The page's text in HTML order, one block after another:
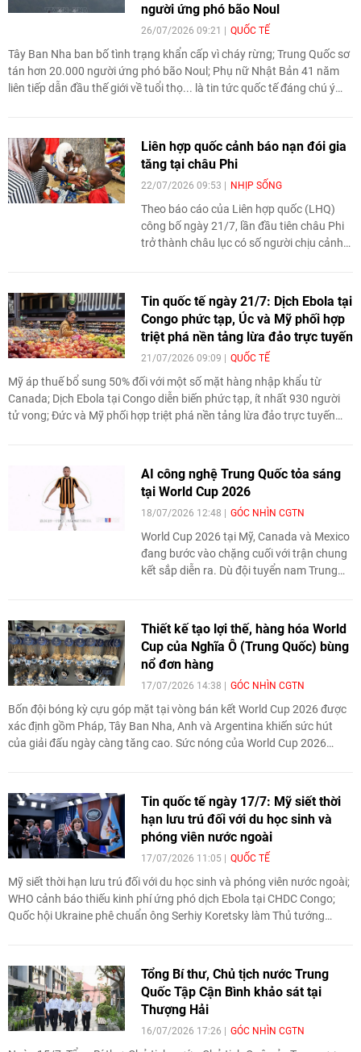
người ứng phó bão Noul
26/07/2026 09:21 QUỐC TẾ
Tây Ban Nha ban bố tình trạng khẩn cấp vì cháy rừng; Trung Quốc sơ
tán hơn 20.000 người ứng phó bão Noul; Phụ nữ Nhật Bản 41 năm
liên tiếp dẫn đầu thế giới về tuổi thọ... là tin tức quốc tế đáng chú ý
Liên hợp quốc cảnh báo nạn đói gia
tăng tại châu Phi
22/07/2026 09:53 NHỊP SỐNG
Theo báo cáo của Liên hợp quốc (LHQ)
công bố ngày 21/7, lần đầu tiên châu Phi
trở thành châu lục có số người chịu cảnh
tiếp tục gia tăng.
Tin quốc tế ngày 21/7: Dịch Ebola tại
Congo phức tạp, Úc và Mỹ phối hợp
triệt phá nền tảng lừa đảo trực tuyến
21/07/2026 09:09 QUỐC TẾ
Mỹ áp thuế bổ sung 50% đối với một số mặt hàng nhập khẩu từ
Canada; Dịch Ebola tại Congo diễn biến phức tạp, ít nhất 930 người
tử vong; Đức và Mỹ phối hợp triệt phá nền tảng lừa đảo trực tuyến
AI công nghệ Trung Quốc tỏa sáng
tại World Cup 2026
18/07/2026 12:48 GÓC NHÌN CGTN
World Cup 2026 tại Mỹ, Canada và Mexico
đang bước vào chặng cuối với trận chung
kết sắp diễn ra. Dù đội tuyển nam Trung
tuệ nhân tạo (AI) của Trung Quốc lại trở
thành một trong những điểm nhấn nổi bật
của giải đấu.
Thiết kế tạo lợi thế, hàng hóa World
Cup của Nghĩa Ô (Trung Quốc) bùng
nổ đơn hàng
17/07/2026 14:38 GÓC NHÌN CGTN
Bốn đội bóng kỳ cựu góp mặt tại vòng bán kết World Cup 2026 được
xác định gồm Pháp, Tây Ban Nha, Anh và Argentina khiến sức hút
của giải đấu ngày càng tăng cao. Sức nóng của World Cup 2026
Tin quốc tế ngày 17/7: Mỹ siết thời
hạn lưu trú đối với du học sinh và
phóng viên nước ngoài
17/07/2026 11:05 QUỐC TẾ
Mỹ siết thời hạn lưu trú đối với du học sinh và phóng viên nước ngoài;
WHO cảnh báo thiếu kinh phí ứng phó dịch Ebola tại CHDC Congo;
Quốc hội Ukraine phê chuẩn ông Serhiy Koretsky làm Thủ tướng
Tổng Bí thư, Chủ tịch nước Trung
Quốc Tập Cận Bình khảo sát tại
Thượng Hải
16/07/2026 17:26 GÓC NHÌN CGTN